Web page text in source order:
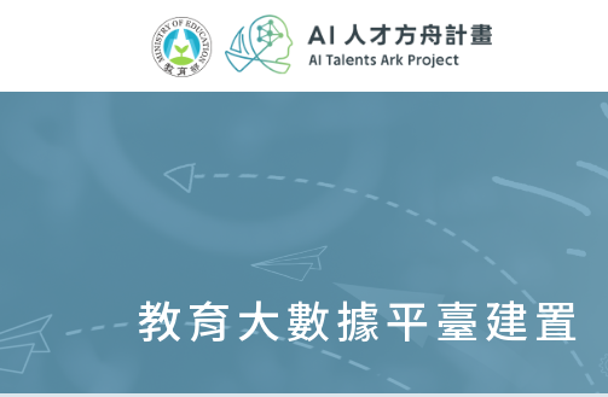
到
教育大數據平臺建置